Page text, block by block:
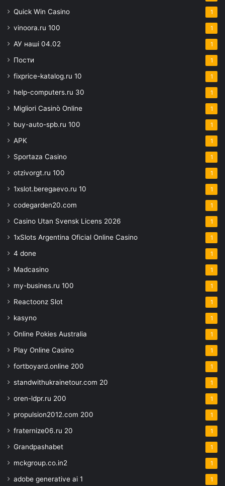
Quick Win Casino 1
vinoora.ru 100 1
АУ наші 04.02 1
Пости 1
fixprice-katalog.ru 10 1
help-computers.ru 30 1
Migliori Casinò Online 1
buy-auto-spb.ru 100 1
APK 1
Sportaza Casino 1
otzivorgt.ru 100 1
1xslot.beregaevo.ru 10 1
codegarden20.com 1
Casino Utan Svensk Licens 2026 1
1xSlots Argentina Oficial Online Casino 1
4 done 1
Madcasino 1
my-busines.ru 100 1
Reactoonz Slot 1
kasyno 1
Online Pokies Australia 1
Play Online Casino 1
fortboyard.online 200 1
standwithukrainetour.com 20 1
oren-ldpr.ru 200 1
propulsion2012.com 200 1
fraternize06.ru 20 1
Grandpashabet 1
mckgroup.co.in2 1
adobe generative ai 1 1